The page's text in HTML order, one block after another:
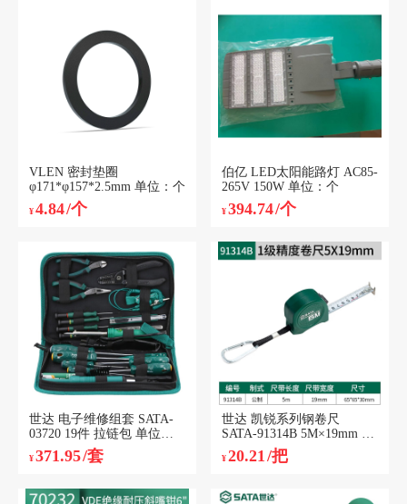
VLEN 密封垫圈
φ171*φ157*2.5mm 单位：个
¥4.84/个
伯亿 LED太阳能路灯 AC85-
265V 150W 单位：个
¥394.74/个
世达 电子维修组套 SATA-
03720 19件 拉链包 单位：
套
¥371.95/套
世达 凯锐系列钢卷尺
SATA-91314B 5M×19mm 单
位：把
¥20.21/把